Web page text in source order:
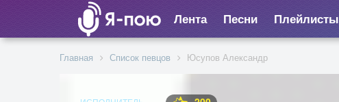
Лента Песни Плейлисты
Главная Список певцов Юсупов Александр